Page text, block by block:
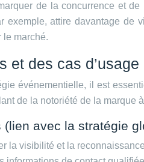
de la concurrence et
exemple, attire davantage
le marché.
et des cas
événementielle, il est
de la notoriété de la
avec la stratégie
la visibilité et la